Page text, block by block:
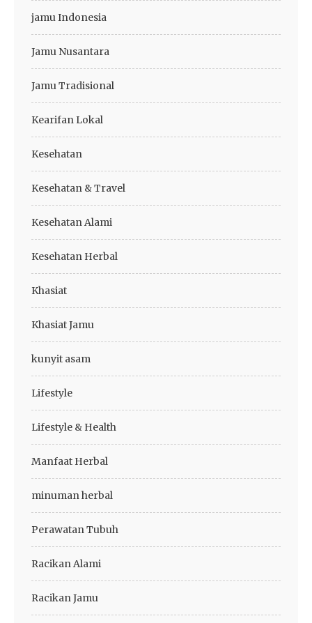
jamu Indonesia
Jamu Nusantara
Jamu Tradisional
Kearifan Lokal
Kesehatan
Kesehatan & Travel
Kesehatan Alami
Kesehatan Herbal
Khasiat
Khasiat Jamu
kunyit asam
Lifestyle
Lifestyle & Health
Manfaat Herbal
minuman herbal
Perawatan Tubuh
Racikan Alami
Racikan Jamu